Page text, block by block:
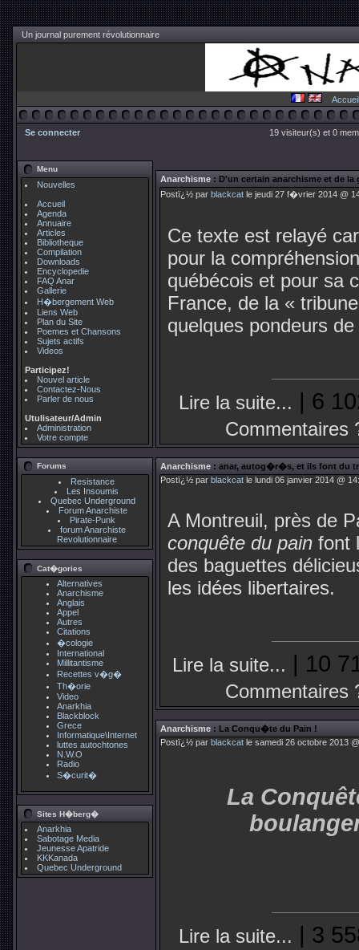
Un journal purement révolutionnaire
Accueil
Se connecter 19 visiteur(s) et 0
Menu
Nouvelles
Accueil
Agenda
Annuaire
Articles
Bibliotheque
Compilation
Downloads
Encyclopedie
FAQ Anar
Gallerie
H�bergement Web
Liens Web
Plan du Site
Poemes et Chansons
Sujets actifs
Videos
Participez!
Nouvel article
Contactez-Nous
Parler de nous
Utulisateur/Admin
Administration
Votre compte
Forums
Resistance
Les Insoumis
Quebec Underground
Forum Anarchiste
Pirate-Punk
forum Anarchiste
Revolutionnaire
Cat�gories
Alternatives
Anarchisme
Anglais
Appel
Autres
Citations
�cologie
International
Millitantisme
Recettes v�g�
Th�orie
Video
Anarkhia
Blackblock
Grece
Informatique\Internet
luttes autochtones
N.W.O
Radio
S�curit�
Sites H�berg�
Anarkhia
Sabotage Media
Jeunesse Apatride
KKKanada
Quebec Underground
Anarchisme : D'un certain anarchisme et de
Postï¿½ par blackcat le jeudi 27 f�vrier 2014 @
Ce texte est relayé
pour la
québécois et pour sa
France, de la «
quelques pondeurs
Lire la suite... | 6
Commentaires
Anarchisme : anar, autog�r�s, et ils font du
Postï¿½ par blackcat le lundi 06 janvier 2014 @
A Montreuil, près de
conquête du pain font
des baguettes
les idées libertaires.
Lire la suite... | 10
Commentaires
Anarchisme : La Conqu�te du Pain !
Postï¿½ par blackcat le samedi 26 octobre 2013
La
Lire la suite... | 3